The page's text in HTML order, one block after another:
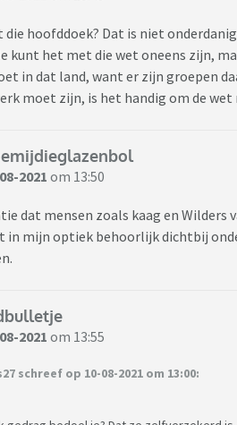
die hoofddoek? Dat is niet
kunt het met die wet oneens zijn,
in dat land, want er zijn groepen
moet zijn, is het handig om de
2021 om 13:50
dat mensen zoals kaag en Wilders
in mijn optiek behoorlijk dichtbij
2021 om 13:55
schreef op 10-08-2021 om 13:00: